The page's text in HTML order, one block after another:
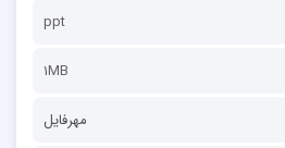
ppt
1MB
مهرفایل